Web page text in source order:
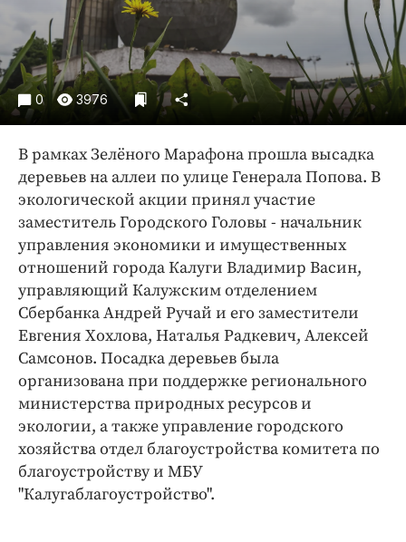
Спорт
Экономика и бизнес
ПРОЕКТЫ
Блоги
Издания
Медиаперсона
Интересное чтиво
Клиника года
Бренд года
Работодатель года
0 3976
В рамках Зелёного Марафона прошла высадка
деревьев на аллеи по улице Генерала Попова. В
экологической акции принял участие
заместитель Городского Головы - начальник
управления экономики и имущественных
отношений города Калуги Владимир Васин,
управляющий Калужским отделением
Сбербанка Андрей Ручай и его заместители
Евгения Хохлова, Наталья Радкевич, Алексей
Самсонов. Посадка деревьев была
организована при поддержке регионального
министерства природных ресурсов и
экологии, а также управление городского
хозяйства отдел благоустройства комитета по
благоустройству и МБУ
"Калугаблагоустройство".